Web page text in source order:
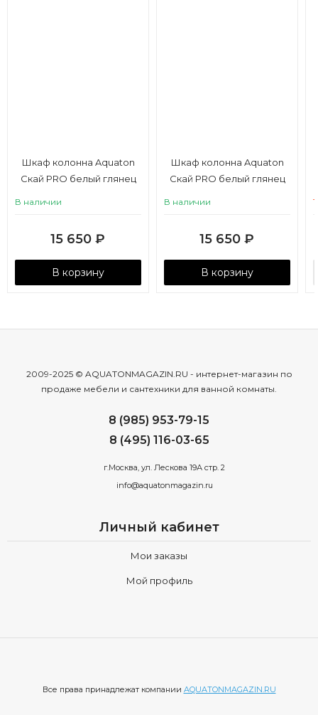
Шкаф колонна Aquaton
Скай PRO белый глянец
В наличии
15 650 ₽
В корзину
Шкаф колонна Aquaton
Скай PRO белый глянец
В наличии
15 650 ₽
В корзину
2009-2025 © AQUATONMAGAZIN.RU - интернет-магазин по
продаже мебели и сантехники для ванной комнаты.
8 (985) 953-79-15
8 (495) 116-03-65
г.Москва, ул. Лескова 19А стр. 2
info@aquatonmagazin.ru
Личный кабинет
Мои заказы
Мой профиль
Все права принадлежат компании AQUATONMAGAZIN.RU